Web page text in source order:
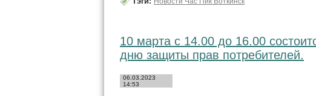
10 марта с 14.00 до 16.00
дню защиты прав потребителей.
06.03.2023
14:53